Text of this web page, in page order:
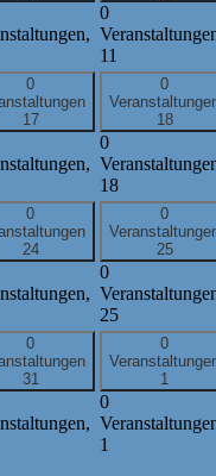
0
11
0
17
0
18
0
18
0
24
0
25
0
25
0
31
0
1
0
1